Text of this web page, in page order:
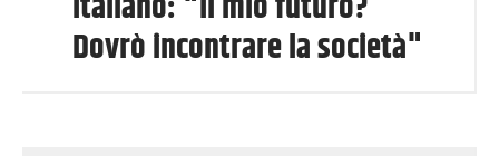
Dovrò incontrare la società"